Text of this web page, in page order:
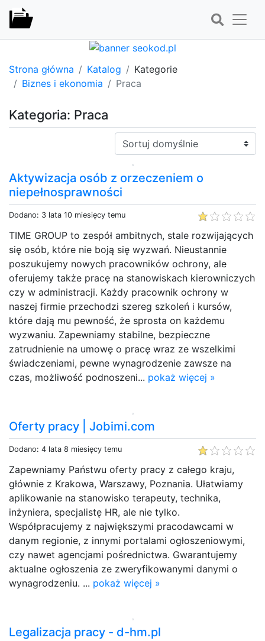
Strona główna Katalog
Kategorie
Biznes i ekonomia
Praca
Kategoria: Praca
Sortuj:
Aktywizacja osób z orzeczeniem o
niepełnosprawności
Dodano: 3 lata 10 miesięcy temu
TIME GROUP to zespół ambitnych, stale rozwijających
się osób, które nie boją się wyzwań. Nieustannie
poszukujemy nowych pracowników ochrony, ale
oferujemy także pracę na stanowiskach kierowniczych
czy w administracji. Każdy pracownik ochrony w
naszej firmie przechodzi szereg szkoleń i kursów,
które dają mu pewność, że sprosta on każdemu
wyzwaniu. Zapewniamy stabilne, bezpieczne
zatrudnienie na umowę o pracę wraz ze wszelkimi
świadczeniami, pewne wynagrodzenie zawsze na
czas, możliwość podnoszeni... pokaż więcej »
Oferty pracy | Jobimi.com
Dodano: 4 lata 8 miesięcy temu
Zapewniamy Państwu oferty pracy z całego kraju,
głównie z Krakowa, Warszawy, Poznania. Ułatwiamy
aplikowanie na stanowisko terapeuty, technika,
inżyniera, specjalistę HR, ale nie tylko.
Współpracujemy z największymi pracodawcami w
danym regionie, z innymi portalami ogłoszeniowymi,
czy nawet agencjami pośrednictwa. Gwarantujemy
aktualne ogłoszenia ze zweryfikowanymi danymi o
wynagrodzeniu. ... pokaż więcej »
Legalizacja pracy - d-hm.pl